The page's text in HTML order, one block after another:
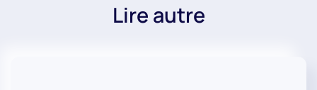
Lire autre